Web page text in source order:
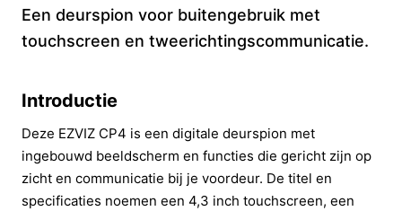
Een deurspion voor buitengebruik met
touchscreen en tweerichtingscommunicatie.
Introductie
Deze EZVIZ CP4 is een digitale deurspion met
ingebouwd beeldscherm en functies die gericht zijn op
zicht en communicatie bij je voordeur. De titel en
specificaties noemen een 4,3 inch touchscreen, een